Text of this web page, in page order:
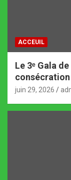
ACCEUIL
Le 3ᵉ Gala
juin 29, 2026